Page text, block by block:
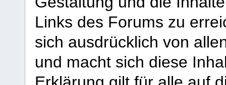
Links des Forums zu
sich ausdrücklich von
und macht sich diese